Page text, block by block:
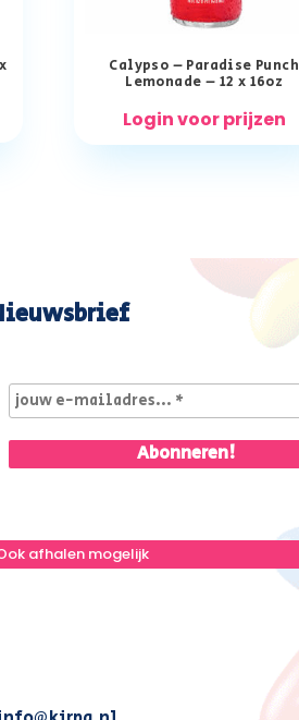
Calypso – Paradise Punch
Lemonade – 12 x 16oz
Login voor prijzen
afhalen mogelijk